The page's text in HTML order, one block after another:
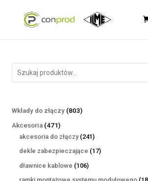
Wkłady do złączy 803803
Akcesoria 471471
produktów
akcesoria do złączy 241241
produktów
dekle zabezpieczające 1717
dławnice kablowe 106106
produktów